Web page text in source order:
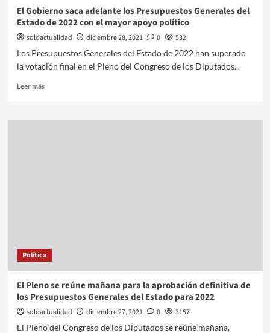
El Gobierno saca adelante los Presupuestos Generales del
Estado de 2022 con el mayor apoyo político
soloactualidad diciembre 28, 2021 0
532
Los Presupuestos Generales del Estado de 2022 han superado
la votación final en el Pleno del Congreso de los Diputados...
Leer más
Política
El Pleno se reúne mañana para la aprobación definitiva de
los Presupuestos Generales del Estado para 2022
soloactualidad diciembre 27, 2021 0
3157
El Pleno del Congreso de los Diputados se reúne mañana,